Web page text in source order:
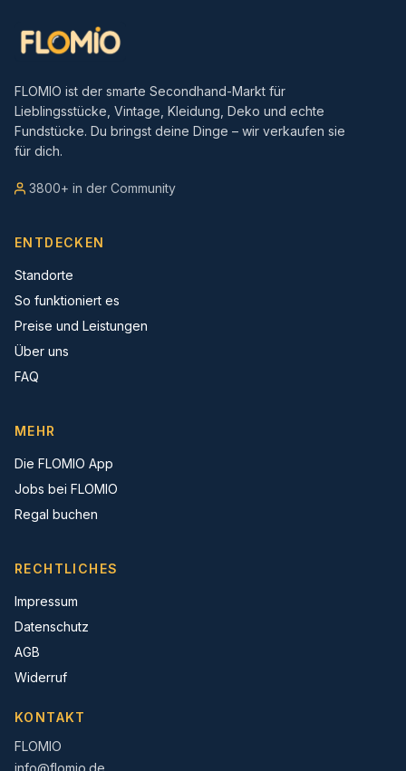
FLOMIO ist der smarte Secondhand-Markt für
Lieblingsstücke, Vintage, Kleidung, Deko und echte
Fundstücke. Du bringst deine Dinge – wir verkaufen sie
für dich.
3800+ in der Community
ENTDECKEN
Standorte
So funktioniert es
Preise und Leistungen
Über uns
FAQ
MEHR
Die FLOMIO App
Jobs bei FLOMIO
Regal buchen
RECHTLICHES
Impressum
Datenschutz
AGB
Widerruf
KONTAKT
FLOMIO
info@flomio.de